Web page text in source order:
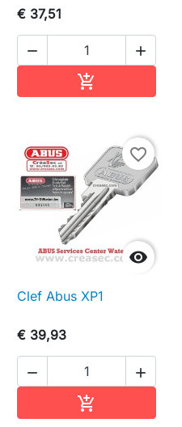
€ 37,51
 


favorite_border
Clef Abus XP1
€ 39,93
 
